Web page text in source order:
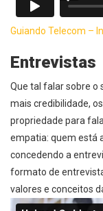
Guiando Telecom –
Entrevistas
Que tal falar sobre o
mais credibilidade,
propriedade para
empatia: quem está
concedendo a
formato de
valores e conceitos